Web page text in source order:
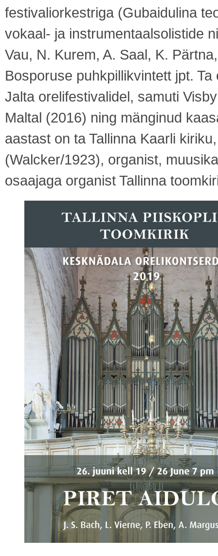
festivaliorkestriga (Gubaidulina
vokaal- ja instrumentaalsolistide
Vau, N. Kurem, A. Saal, K.
Bosporuse puhkpillikvintett jpt.
Jalta orelifestivalidel, samuti
Maltal (2016) ning mänginud
aastast on ta Tallinna Kaarli
(Walcker/1923), organist,
osaajaga organist Tallinna